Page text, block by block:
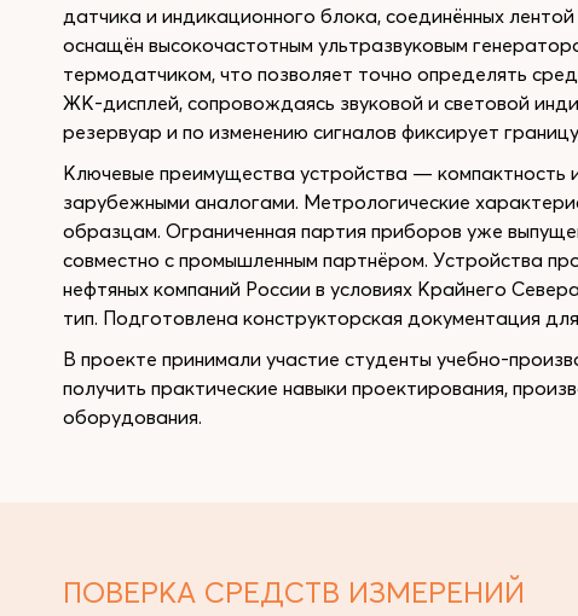
датчика и индикационного блока, соединённых
оснащён высокочастотным ультразвуковым
термодатчиком, что позволяет точно определять
ЖК-дисплей, сопровождаясь звуковой и световой
резервуар и по изменению сигналов фиксирует
Ключевые преимущества устройства — компактность
зарубежными аналогами. Метрологические
образцам. Ограниченная партия приборов уже
совместно с промышленным партнёром. Устройства
нефтяных компаний России в условиях Крайнего
тип. Подготовлена конструкторская документация
В проекте принимали участие студенты учебно-
получить практические навыки проектирования,
оборудования.
ПОВЕРКА СРЕДСТВ ИЗМЕРЕНИЙ